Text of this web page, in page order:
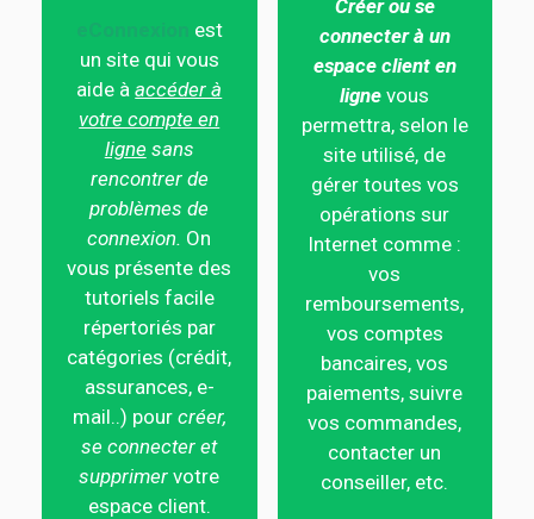
est
un site qui vous
aide àaccéder à
votre compte en
ligne sans
rencontrer de
problèmes de
connexion. On
vous présente des
tutoriels facile
répertoriés par
catégories (crédit,
assurances, e-
mail..) pour créer,
se connecter et
supprimer votre
espace client.
Créer ou se
connecter à un
espace client en
ligne vous
permettra, selon le
site utilisé, de
gérer toutes vos
opérations sur
Internet comme :
vos
remboursements,
vos comptes
bancaires, vos
paiements, suivre
vos commandes,
contacter un
conseiller, etc.